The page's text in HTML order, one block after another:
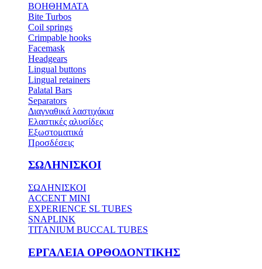
ΒΟΗΘΗΜΑΤΑ
Bite Turbos
Coil springs
Crimpable hooks
Facemask
Headgears
Lingual buttons
Lingual retainers
Palatal Bars
Separators
Διαγναθικά λαστιχάκια
Ελαστικές αλυσίδες
Εξωστοματικά
Προσδέσεις
ΣΩΛΗΝΙΣΚΟΙ
ΣΩΛΗΝΙΣΚΟΙ
ACCENT MINI
EXPERIENCE SL TUBES
SNAPLINK
TITANIUM BUCCAL TUBES
ΕΡΓΑΛΕΙΑ ΟΡΘΟΔΟΝΤΙΚΗΣ